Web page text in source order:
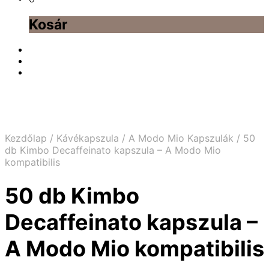
Kosár
Kezdőlap / Kávékapszula / A Modo Mio Kapszulák / 50
db Kimbo Decaffeinato kapszula – A Modo Mio
kompatibilis
50 db Kimbo
Decaffeinato kapszula –
A Modo Mio kompatibilis